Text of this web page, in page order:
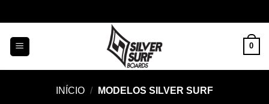
to
content
0
INÍCIO / MODELOS SILVER SURF